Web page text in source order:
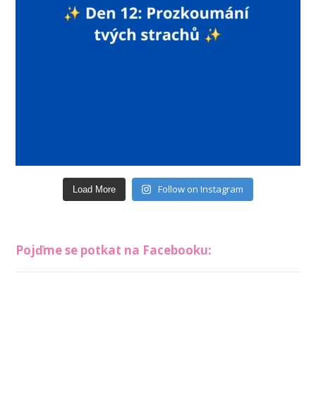
Load More Follow on Instagram
Pojďme se potkat na Facebooku: